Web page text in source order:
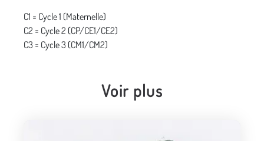
C1 = Cycle 1 (Maternelle)
C2 = Cycle 2 (CP/CE1/CE2)
C3 = Cycle 3 (CM1/CM2)
Voir plus